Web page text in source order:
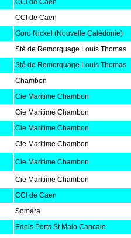
CCI de Caen
CCI de Caen
Goro Nickel (Nouvelle Calédonie)
Sté de Remorquage Louis Thomas
Sté de Remorquage Louis Thomas
Chambon
Cie Maritime Chambon
Cie Maritime Chambon
Cie Maritime Chambon
Cie Maritime Chambon
Cie Maritime Chambon
Cie Maritime Chambon
CCI de Caen
Somara
Edeis Ports St Malo Cancale